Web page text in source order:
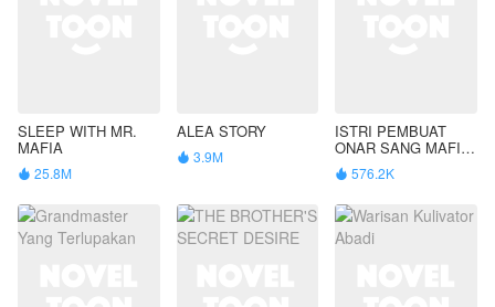
SLEEP WITH MR.
MAFIA
 25.8M
ALEA STORY
 3.9M
ISTRI PEMBUAT
ONAR SANG MAFIA
KEJAM
 576.2K